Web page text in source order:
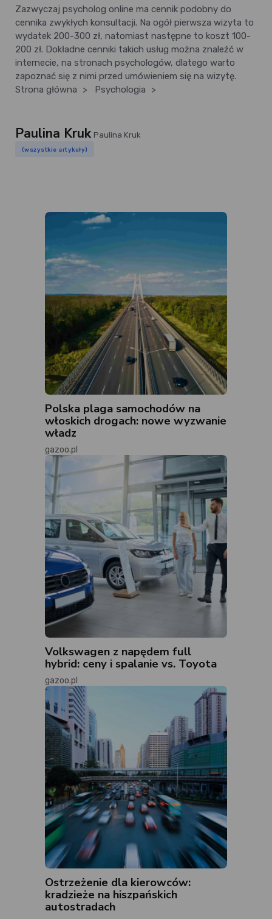
Zazwyczaj psycholog online ma cennik podobny do
cennika zwykłych konsultacji. Na ogół pierwsza wizyta to
wydatek 200-300 zł, natomiast następne to koszt 100-
200 zł. Dokładne cenniki takich usług można znaleźć w
internecie, na stronach psychologów, dlatego warto
zapoznać się z nimi przed umówieniem się na wizytę.
Strona główna
> Psychologia >
Paulina Kruk Paulina Kruk
(wszystkie artykuły)
Polska plaga samochodów na
włoskich drogach: nowe wyzwanie
władz
gazoo.pl
Volkswagen z napędem full
hybrid: ceny i spalanie vs. Toyota
gazoo.pl
Ostrzeżenie dla kierowców:
kradzieże na hiszpańskich
autostradach